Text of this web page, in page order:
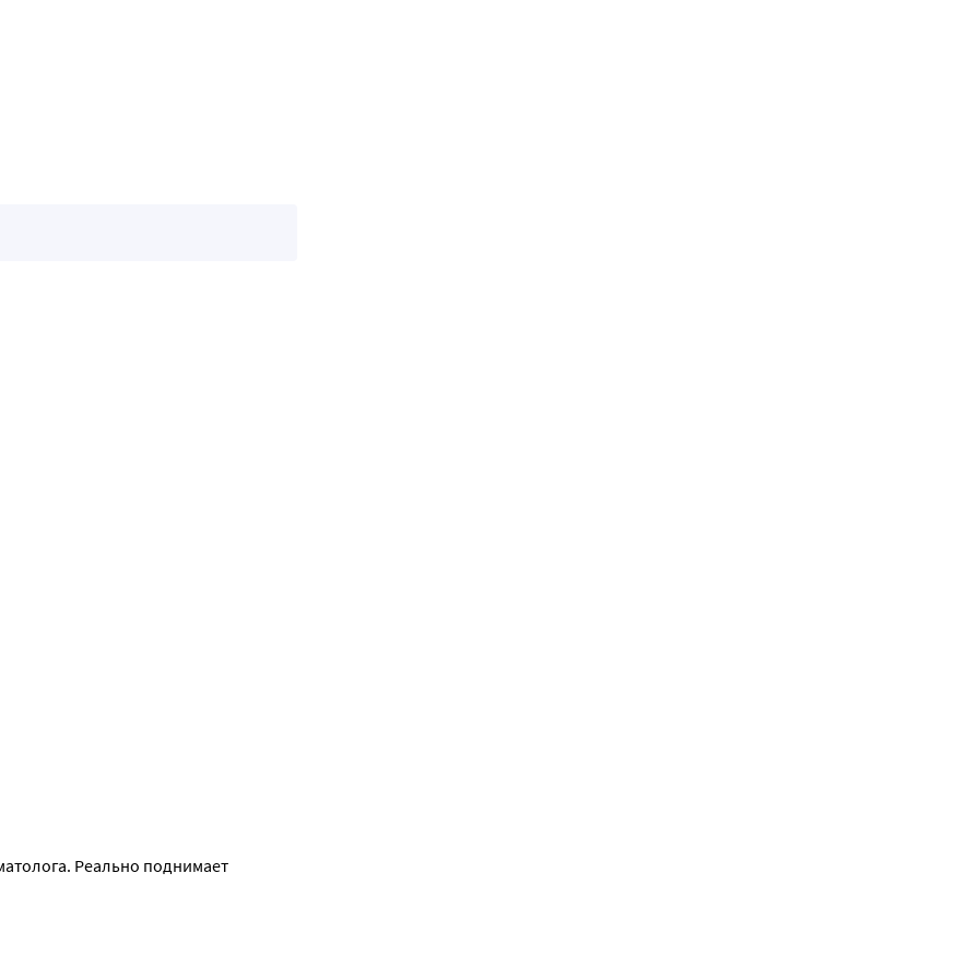
злаков), полифенолы (чай, кофе, красное вино), кальций (молоко,
железа желудочно-кишечном тракте. Следует соблюдать
стабилизация. III фаза (проявляется в период от 4 часов до 4
тяжелом отравлении - артериальная гипотензия, тахикардия, судороги,
комы, нарушений свертываемости крови, желтухи. V фаза
могут наблюдаться симптомы непроходимости кишечника, что
обструкцией выходного отверстия желудка. Лечение В случае
следующие меры:
Реально поднимает